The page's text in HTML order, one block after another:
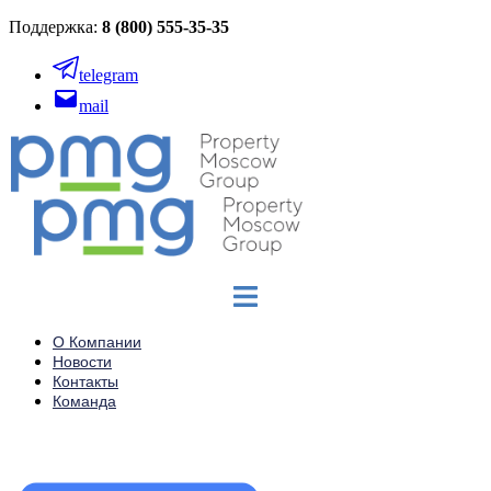
Поддержка: 8 (800) 555-35-35
telegram
mail
О Компании
Новости
Контакты
Команда